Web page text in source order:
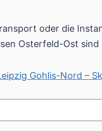
oder die
Osterfeld-Ost
Gohlis-Nord –